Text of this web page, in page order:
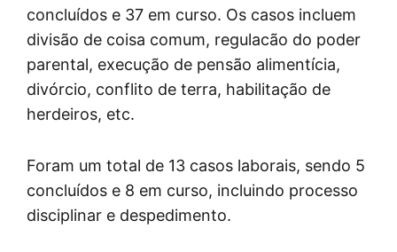
concluídos e 37 em curso. Os casos incluem
divisão de coisa comum, regulacão do poder
parental, execução de pensão alimentícia,
divórcio, conflito de terra, habilitação de
herdeiros, etc.
Foram um total de 13 casos laborais, sendo 5
concluídos e 8 em curso, incluindo processo
disciplinar e despedimento.